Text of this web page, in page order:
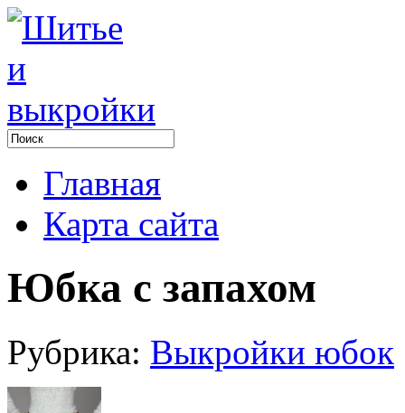
Главная
Карта сайта
Юбка с запахом
Рубрика: Выкройки юбок